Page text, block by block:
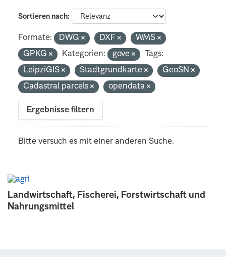
Landwirtschaft, Fischerei, Forstwirtschaft und
Nahrungsmittel
Sortieren nach
Formate: DWG DXF
WMS
GPKG
Kategorien: gove
Tags:
LeipziGIS
Stadtgrundkarte
GeoSN
Cadastral parcels
opendata
Ergebnisse filtern
Bitte versuch es mit einer anderen Suche.